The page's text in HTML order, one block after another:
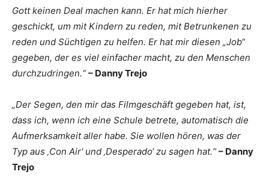
Gott keinen Deal machen kann. Er hat mich hierher
geschickt, um mit Kindern zu reden, mit Betrunkenen zu
reden und Süchtigen zu helfen. Er hat mir diesen „Job“
gegeben, der es viel einfacher macht, zu den Menschen
durchzudringen.“– Danny Trejo
„Der Segen, den mir das Filmgeschäft gegeben hat, ist,
dass ich, wenn ich eine Schule betrete, automatisch die
Aufmerksamkeit aller habe. Sie wollen hören, was der
Typ aus ‚Con Air‘ und ‚Desperado‘ zu sagen hat.“ – Danny
Trejo